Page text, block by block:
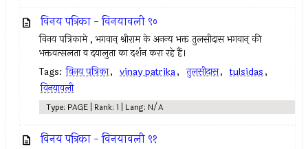
विनय पत्रिका - विनयावली ९०
विनय पत्रिकामे , भगवान् श्रीराम के अनन्य भक्त तुलसीदास भगवान् की
भक्तवत्सलता व दयालुता का दर्शन करा रहे हैं।
Tags: विनय पत्रिका, vinay patrika, तुलसीदास, tulsidas,
विनयावली
Type: PAGE | Rank: 1 | Lang: N/A
विनय पत्रिका - विनयावली ९१